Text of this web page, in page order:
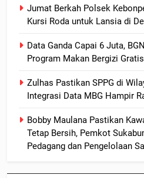
Jumat Berkah Polsek
Kursi Roda untuk Lansia di
Data Ganda Capai 6 Juta,
Program Makan Bergizi Gratis
Zulhas Pastikan SPPG di
Integrasi Data MBG Hampir
Bobby Maulana Pastikan
Tetap Bersih, Pemkot
Pedagang dan Pengelolaan